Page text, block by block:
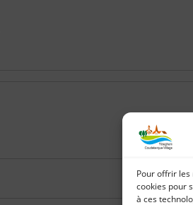
Pour offrir les
cookies pour
à ces